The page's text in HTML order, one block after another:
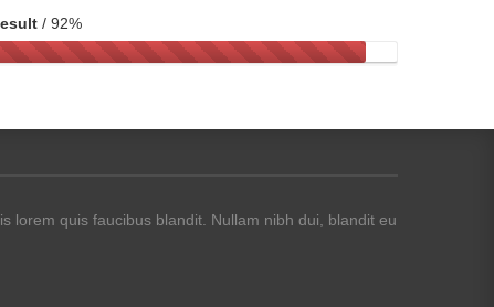
/ 92%
lorem quis faucibus blandit. Nullam nibh dui, blandit eu